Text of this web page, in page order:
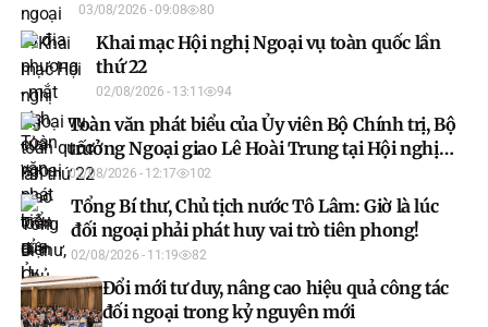
03/08/2026 - 09:08 80
Khai mạc Hội nghị Ngoại vụ toàn quốc lần
thứ 22
02/08/2026 - 13:11 94
Toàn văn phát biểu của Ủy viên Bộ Chính trị, Bộ
trưởng Ngoại giao Lê Hoài Trung tại Hội nghị
Ngoại giao 33
02/08/2026 - 12:17 102
Tổng Bí thư, Chủ tịch nước Tô Lâm: Giờ là lúc
đối ngoại phải phát huy vai trò tiên phong!
02/08/2026 - 11:19 82
Đổi mới tư duy, nâng cao hiệu quả công tác
đối ngoại trong kỷ nguyên mới